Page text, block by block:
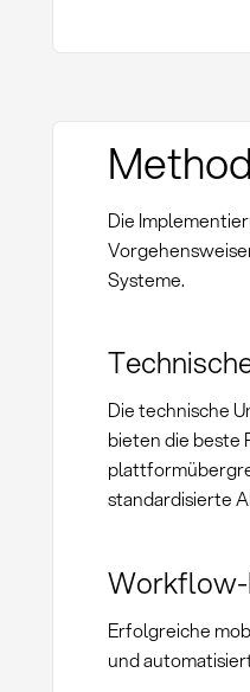
Die
Systeme.
Die technische
bieten die beste
standardisierte
Workflow-
Erfolgreiche
und